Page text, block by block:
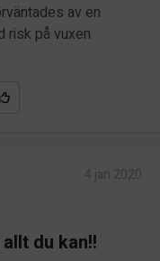
av en
risk på vuxen
du kan!!